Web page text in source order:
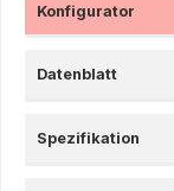
Konfigurator
Datenblatt
Spezifikation